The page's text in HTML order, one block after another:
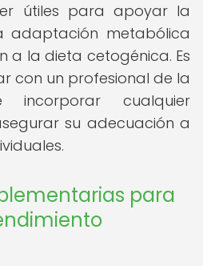
útiles para apoyar la
adaptación metabólica
a la dieta cetogénica. Es
con un profesional de la
cualquier
su adecuación a
para